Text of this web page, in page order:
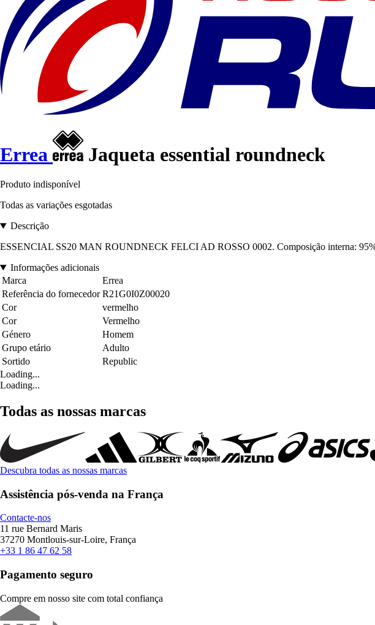
Errea Jaqueta essential roundneck
Produto indisponível
Todas as variações esgotadas
Descrição
ESSENCIAL SS20 MAN ROUNDNECK FELCI AD ROSSO 0002. Composição interna:
Informações adicionais
Marca
Errea
Referência do fornecedor R21G0I0Z00020
Cor
vermelho
Cor
Vermelho
Género
Homem
Grupo etário
Adulto
Sortido
Republic
Loading...
Loading...
Todas as nossas marcas
Descubra todas as nossas marcas
Assistência pós-venda na França
Contacte-nos
11 rue Bernard Maris
37270 Montlouis-sur-Loire, França
+33 1 86 47 62 58
Pagamento seguro
Compre em nosso site com total confiança